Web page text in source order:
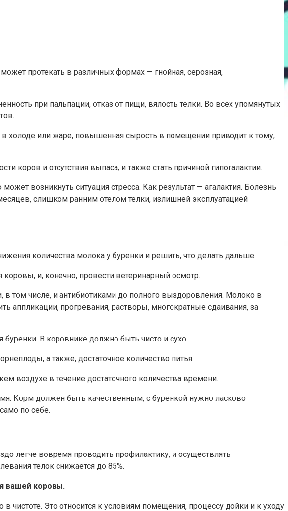
протекать в различных формах — гнойная, серозная,
при пальпации, отказ от пищи, вялость телки. Во всех упомянутых
в холоде или жаре, повышенная сырость в помещении приводит к тому,
коров и отсутствия выпаса, и также стать причиной гипогалактии.
возникнуть ситуация стресса. Как результат — агалактия. Болезнь
слишком ранним отелом телки, излишней эксплуатацией
количества молока у буренки и решить, что делать дальше.
и, конечно, провести ветеринарный осмотр.
том числе, и антибиотиками до полного выздоровления. Молоко в
аппликации, прогревания, растворы, многократные сдаивания, за
В коровнике должно быть чисто и сухо.
а также, достаточное количество питья.
воздухе в течение достаточного количества времени.
Корм должен быть качественным, с буренкой нужно ласково
по себе.
легче вовремя проводить профилактику, и осуществлять
телок снижается до 85%.
вашей коровы.
Это относится к условиям помещения, процессу дойки и к уходу